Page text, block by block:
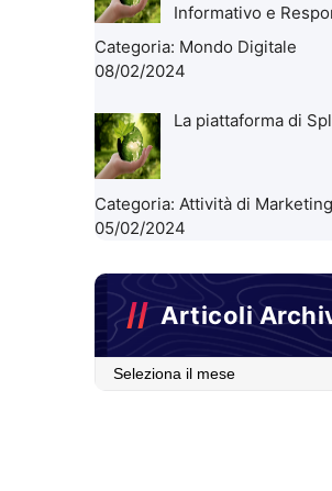
Informativo e
Categoria: Mondo Digitale
08/02/2024
La piattaforma di
Categoria: Attività di Marketing
05/02/2024
Articoli
Articoli